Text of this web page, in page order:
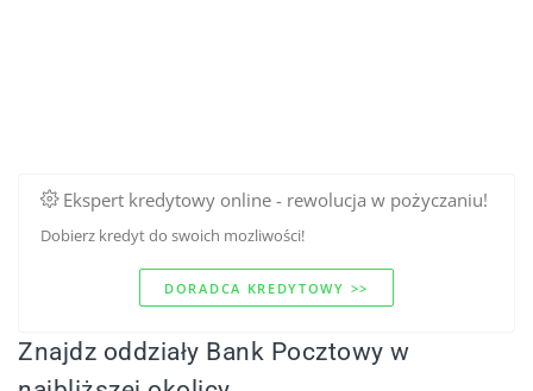
Ekspert kredytowy online - rewolucja w pożyczaniu!
Dobierz kredyt do swoich mozliwości!
DORADCA KREDYTOWY >>
Znajdz oddziały Bank Pocztowy w